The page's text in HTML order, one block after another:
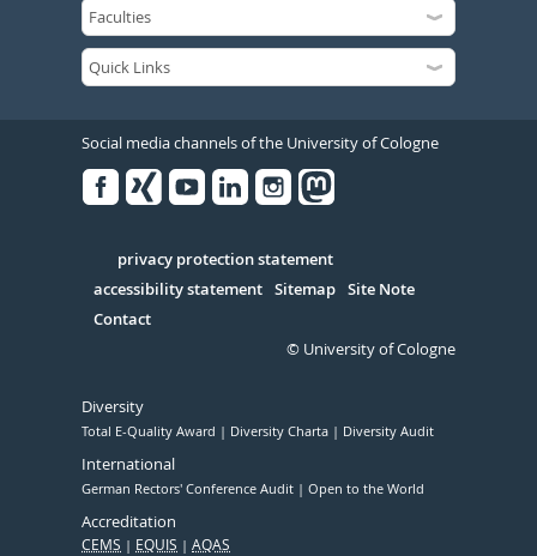
Social media channels of the University of Cologne
Serivce
privacy protection statement
accessibility statement Sitemap Site Note
Contact
© University of Cologne
Diversity
Total E-Quality Award Diversity Charta Diversity Audit
International
German Rectors' Conference Audit Open to the World
Accreditation
CEMS EQUIS AQAS